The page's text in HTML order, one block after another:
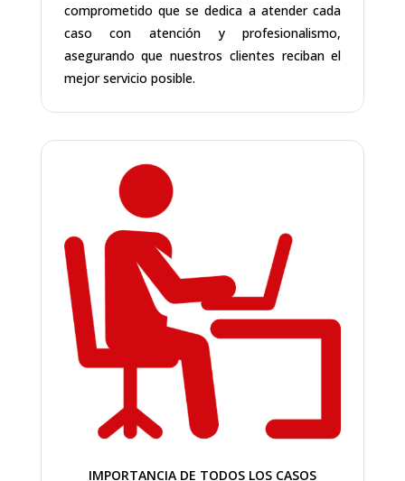
comprometido que se dedica a atender cada
caso con atención y profesionalismo,
asegurando que nuestros clientes reciban el
mejor servicio posible.
IMPORTANCIA DE TODOS LOS CASOS